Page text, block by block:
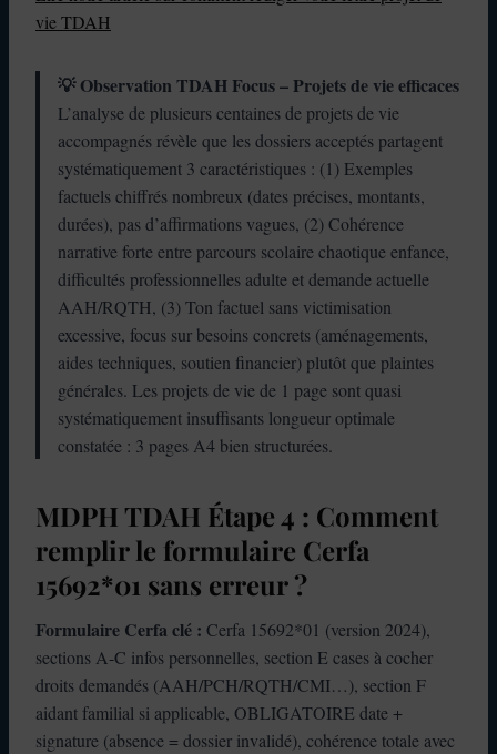
vie TDAH
💡 Observation TDAH Focus – Projets de vie efficaces
L’analyse de plusieurs centaines de projets de vie
accompagnés révèle que les dossiers acceptés partagent
systématiquement 3 caractéristiques : (1) Exemples
factuels chiffrés nombreux (dates précises, montants,
durées), pas d’affirmations vagues, (2) Cohérence
narrative forte entre parcours scolaire chaotique enfance,
difficultés professionnelles adulte et demande actuelle
AAH/RQTH, (3) Ton factuel sans victimisation
excessive, focus sur besoins concrets (aménagements,
aides techniques, soutien financier) plutôt que plaintes
générales. Les projets de vie de 1 page sont quasi
systématiquement insuffisants longueur optimale
constatée : 3 pages A4 bien structurées.
MDPH TDAH Étape 4 : Comment
remplir le formulaire Cerfa
15692*01 sans erreur ?
Formulaire Cerfa clé : Cerfa 15692*01 (version 2024),
sections A-C infos personnelles, section E cases à cocher
droits demandés (AAH/PCH/RQTH/CMI…), section F
aidant familial si applicable, OBLIGATOIRE date +
signature (absence = dossier invalidé), cohérence totale avec